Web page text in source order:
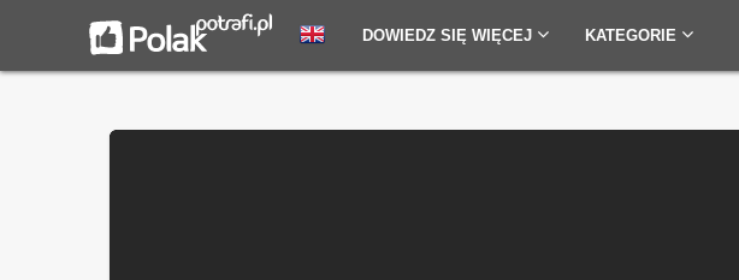
DOWIEDZ SIĘ WIĘCEJ KATEGORIE